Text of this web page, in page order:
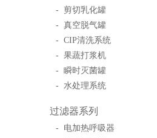
- 剪切乳化罐
- 真空脱气罐
- CIP清洗系统
- 果蔬打浆机
- 瞬时灭菌罐
- 水处理系统
过滤器系列
- 电加热呼吸器